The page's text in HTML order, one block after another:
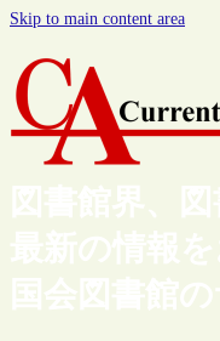
Skip to main content area
図書館界、
最新の情報
国会図書館